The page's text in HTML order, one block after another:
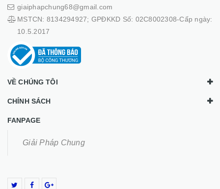
giaiphapchung68@gmail.com
MSTCN: 8134294927; GPĐKKD Số: 02C8002308-Cấp ngày:
10.5.2017
VỀ CHÚNG TÔI
CHÍNH SÁCH
FANPAGE
Giải Pháp Chung